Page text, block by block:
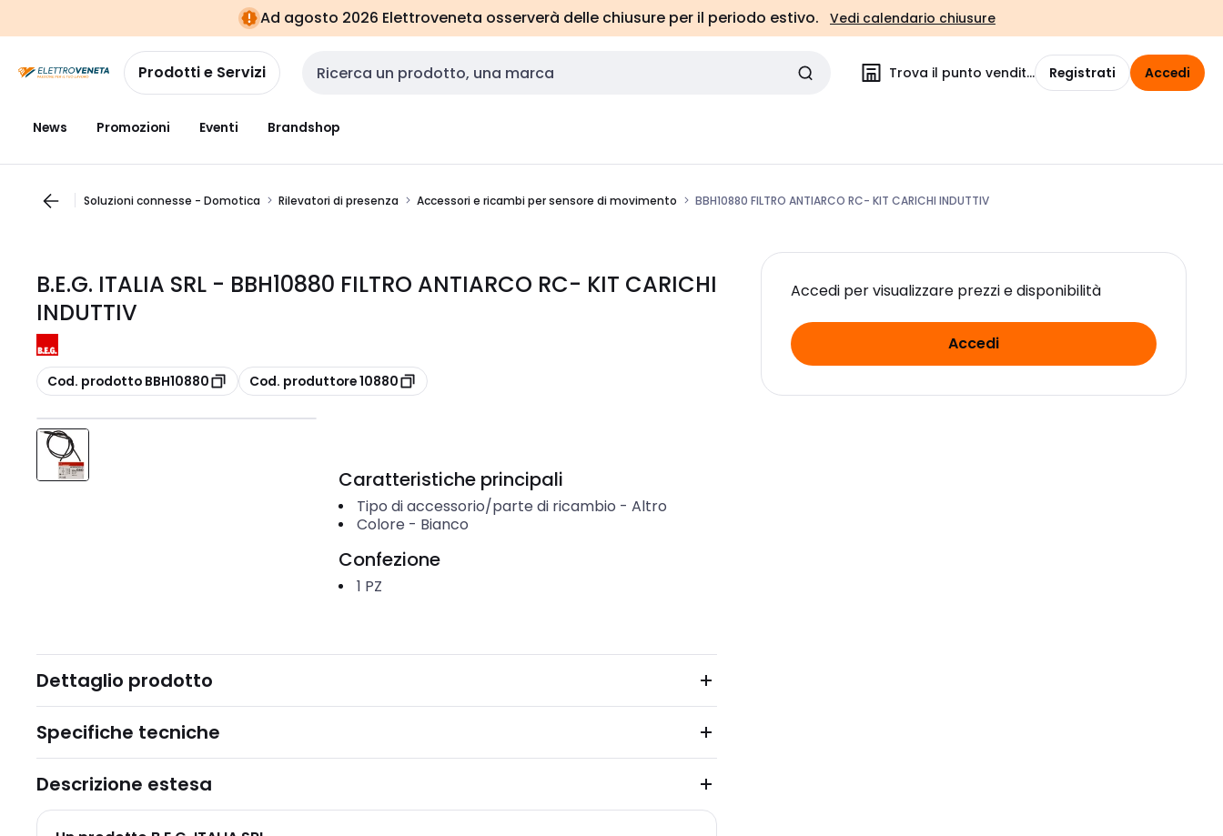
navigazionealla
pagina
Ad agosto 2026 Elettroveneta osserverà delle chiusure per il periodo estivo. Vedi calendario chiusure
Prodotti e Servizi Cerca input Trova il punto vendita Registrati Accedi
News Promozioni Eventi Brandshop
Soluzioni connesse - Domotica Rilevatori di presenza Accessori e ricambi per sensore di movimento BBH10880 FILTRO ANTIARCO RC- KIT CARICHI INDUTTIV
B.E.G. ITALIA SRL - BBH10880 FILTRO ANTIARCO RC- KIT CARICHI
INDUTTIV
copia
Cod. prodotto BBH10880 copia
Cod. produttore 10880
Accedi per visualizzare prezzi e disponibilità
Accedi
Caratteristiche principali
Tipo di accessorio/parte di ricambio - Altro
Colore - Bianco
Confezione
1 PZ
Dettaglio prodotto
Specifiche tecniche
Descrizione estesa